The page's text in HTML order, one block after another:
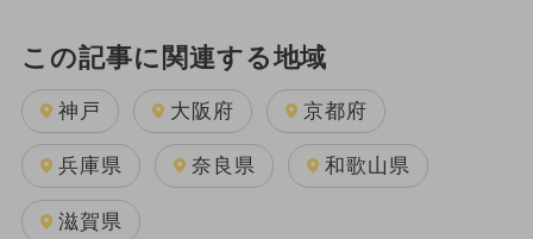
この記事に関連する地域
神戸 大阪府 京都府
兵庫県 奈良県 和歌山県
滋賀県